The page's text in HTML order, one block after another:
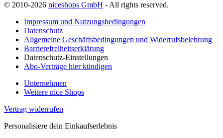
© 2010-2026 niceshops GmbH - All rights reserved.
Impressum und Nutzungsbedingungen
Datenschutz
Allgemeine Geschäftsbedingungen und Widerrufsbelehrung
Barrierefreiheitserklärung
Datenschutz-Einstellungen
Abo-Verträge hier kündigen
Unternehmen
Weitere nice Shops
Vertrag widerrufen
Personalisiere dein Einkaufserlebnis